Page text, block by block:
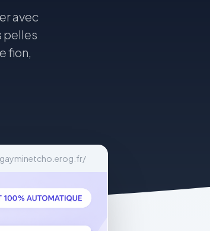
avec
pelles
fion,